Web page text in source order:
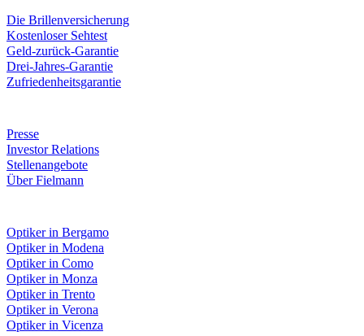
Die Brillenversicherung
Kostenloser Sehtest
Geld-zurück-Garantie
Drei-Jahres-Garantie
Zufriedenheitsgarantie
Presse
Investor Relations
Stellenangebote
Über Fielmann
Optiker in Bergamo
Optiker in Modena
Optiker in Como
Optiker in Monza
Optiker in Trento
Optiker in Verona
Optiker in Vicenza